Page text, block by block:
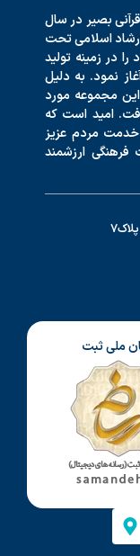
بصیر در سال
ارشاد اسلامی تحت
در زمینه تولید
نمود. به دلیل
این مجموعه مورد
امید است که
مردم عزیز
ارزشمند
ملی ثبت